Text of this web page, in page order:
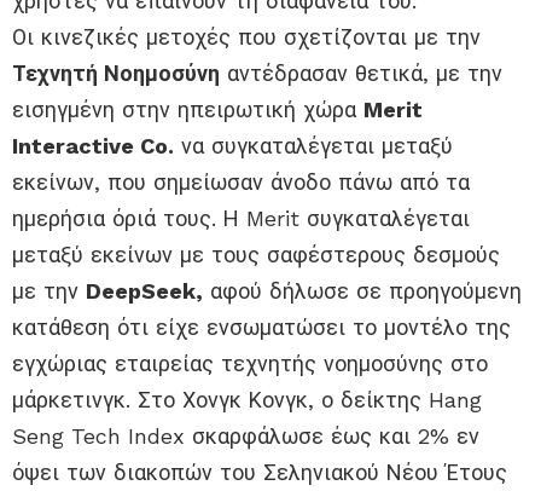
Οι κινεζικές μετοχές που σχετίζονται με την
Τεχνητή Νοημοσύνη αντέδρασαν θετικά, με την
εισηγμένη στην ηπειρωτική χώρα Merit
Interactive Co. να συγκαταλέγεται μεταξύ
εκείνων, που σημείωσαν άνοδο πάνω από τα
ημερήσια όριά τους. Η Merit συγκαταλέγεται
μεταξύ εκείνων με τους σαφέστερους δεσμούς
με την DeepSeek, αφού δήλωσε σε προηγούμενη
κατάθεση ότι είχε ενσωματώσει το μοντέλο της
εγχώριας εταιρείας τεχνητής νοημοσύνης στο
μάρκετινγκ. Στο Χονγκ Κονγκ, ο δείκτης Hang
Seng Tech Index σκαρφάλωσε έως και 2% εν
όψει των διακοπών του Σεληνιακού Νέου Έτους